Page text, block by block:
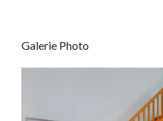
Galerie Photo